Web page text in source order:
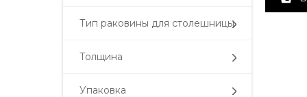
Тип раковины для столешницы
Толщина
Упаковка